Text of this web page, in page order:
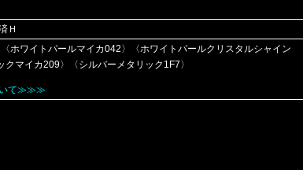
Ｈ
ホワイトパールマイカ042〉〈ホワイトパールクリスタルシャイン
クマイカ209〉〈シルバーメタリック1F7〉
いて≫≫≫